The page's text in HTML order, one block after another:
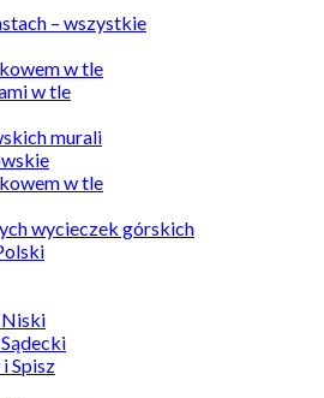
– wszystkie
w tle
w tle
murali
w tle
wycieczek górskich
Spisz